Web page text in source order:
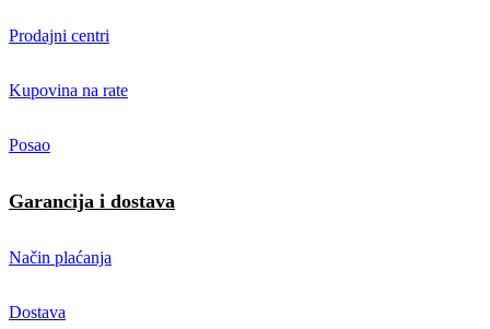
Prodajni centri
Kupovina na rate
Posao
Garancija i dostava
Način plaćanja
Dostava